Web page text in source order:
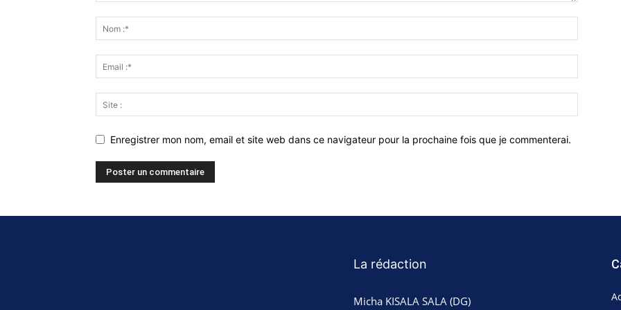
Enregistrer mon nom, email et site web dans ce navigateur pour la prochaine fois que je commenterai.
La rédaction
Micha KISALA SALA (DG)